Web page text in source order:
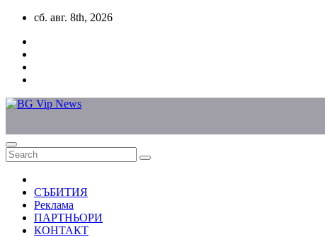
Skip
content
сб. авг. 8th, 2026
СЪБИТИЯ
Реклама
ПАРТНЬОРИ
КОНТАКТ